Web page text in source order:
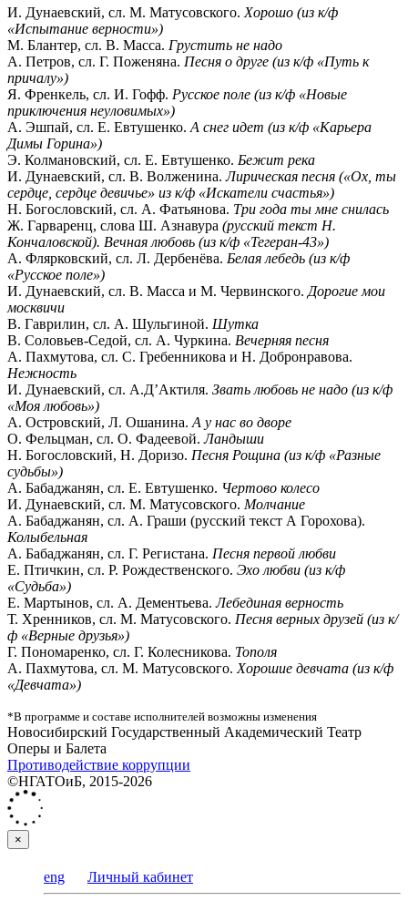
И. Дунаевский, сл. М. Матусовского. Хорошо (из к/ф
«Испытание верности»)
М. Блантер, сл. В. Масса. Грустить не надо
А. Петров, сл. Г. Поженяна. Песня о друге (из к/ф «Путь к
причалу»)
Я. Френкель, сл. И. Гофф. Русское поле (из к/ф «Новые
приключения неуловимых»)
А. Эшпай, сл. Е. Евтушенко. А снег идет (из к/ф «Карьера
Димы Горина»)
Э. Колмановский, сл. Е. Евтушенко. Бежит река
И. Дунаевский, сл. В. Волженина.Лирическая песня («Ох, ты
сердце, сердце девичье» из к/ф «Искатели счастья»)
Н. Богословский, сл. А. Фатьянова. Три года ты мне снилась
Ж. Гарваренц, слова Ш. Азнавура (русский текст Н.
Кончаловской). Вечная любовь (из к/ф «Тегеран-43»)
А. Флярковский, сл. Л. Дербенёва. Белая лебедь (из к/ф
«Русское поле»)
И. Дунаевский, сл. В. Масса и М. Червинского. Дорогие мои
москвичи
В. Гаврилин, сл. А. Шульгиной. Шутка
В. Соловьев-Седой, сл. А. Чуркина. Вечерняя песня
А. Пахмутова, сл. С. Гребенникова и Н. Добронравова.
Нежность
И. Дунаевский, сл. А.Д’Актиля. Звать любовь не надо (из к/ф
«Моя любовь»)
А. Островский, Л. Ошанина. А у нас во дворе
О. Фельцман, сл. О. Фадеевой.Ландыши
Н. Богословский, Н. Доризо. Песня Рощина (из к/ф «Разные
судьбы»)
А. Бабаджанян, сл. Е. Евтушенко. Чертово колесо
И. Дунаевский, сл. М. Матусовского. Молчание
А. Бабаджанян, сл. А. Граши (русский текст А Горохова).
Колыбельная
А. Бабаджанян, сл. Г. Регистана. Песня первой любви
Е. Птичкин, сл. Р. Рождественского. Эхо любви (из к/ф
«Судьба»)
Е. Мартынов, сл. А. Дементьева.Лебединая верность
Т. Хренников, сл. М. Матусовского. Песня верных друзей (из к/
ф «Верные друзья»)
Г. Пономаренко, сл. Г. Колесникова. Тополя
А. Пахмутова, сл. М. Матусовского. Хорошие девчата (из к/ф
«Девчата»)
*В программе и составе исполнителей возможны изменения
Новосибирский Государственный Академический Театр
Оперы и Балета
Противодействие коррупции
©НГАТОиБ, 2015-2026
×
eng Личный кабинет